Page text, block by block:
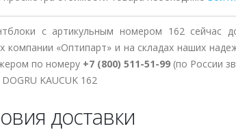
с артикульным номером 162 сейчас
компании «Оптипарт» и на складах наших
по номеру +7 (800) 511-51-99 (по России
KAUCUK 162
доставки